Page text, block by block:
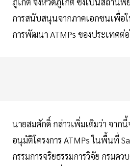
การสนับสนุนจากภาคเอกชนเพื่อ
การพัฒนา ATMPs ของประเทศต่
นายสมศักดิ์ กล่าวเพิ่มเติมว่า จาก
อนุมัติโครงการ ATMPs ในพื้นที่
กรรมการจริยธรรมการวิจัย กรมคว